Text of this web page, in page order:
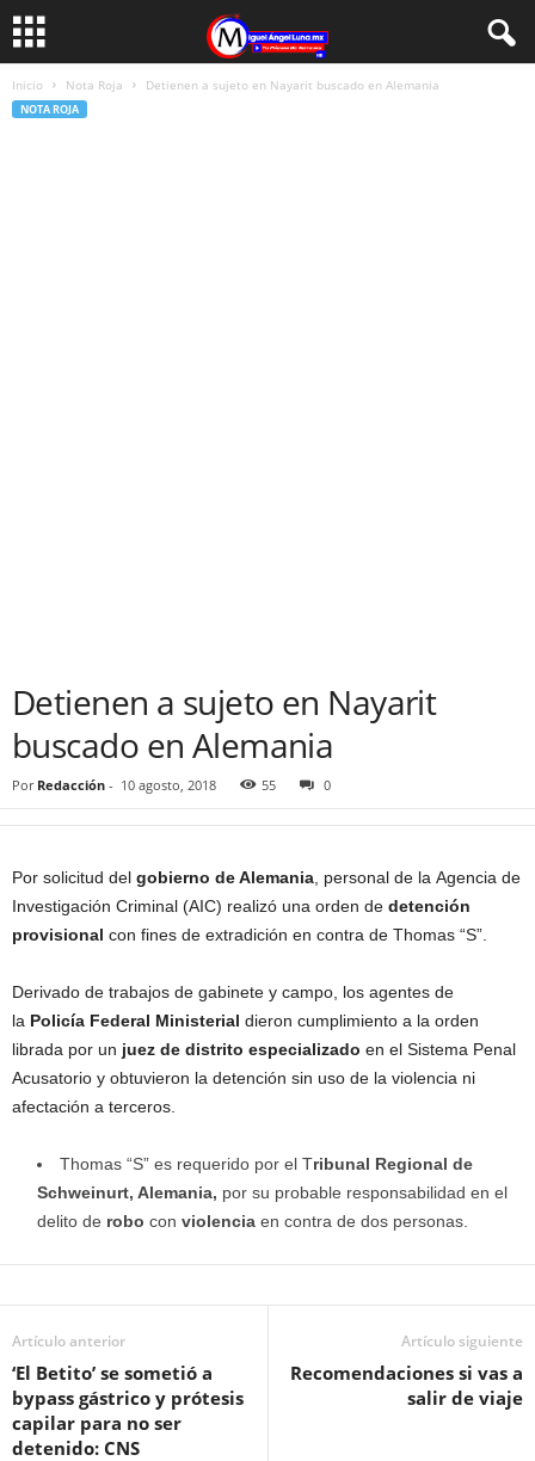
Inicio Nota Roja Detienen a sujeto en Nayarit buscado en Alemania
NOTA ROJA
Detienen a sujeto en Nayarit
buscado en Alemania
Por Redacción - 10 agosto, 2018 55 0
Por solicitud del gobierno de Alemania , personal de la Agencia de
Investigación Criminal (AIC) realizó una orden de detención
provisional con fines de extradición en contra de Thomas “S”.
Derivado de trabajos de gabinete y campo, los agentes de
la Policía Federal Ministerial dieron cumplimiento a la orden
librada por un juez de distrito especializado en el Sistema Penal
Acusatorio y obtuvieron la detención sin uso de la violencia ni
afectación a terceros.
Thomas “S” es requerido por el Tribunal Regional de
Schweinurt, Alemania, por su probable responsabilidad en el
delito de robo con violencia en contra de dos personas.
Artículo anterior
‘El Betito’ se sometió a
bypass gástrico y prótesis
capilar para no ser
detenido: CNS
Artículo siguiente
Recomendaciones si vas a
salir de viaje